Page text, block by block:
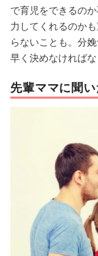
で育児をできるの
力してくれるのか
らないことも。分
早く決めなければ
先輩ママに聞